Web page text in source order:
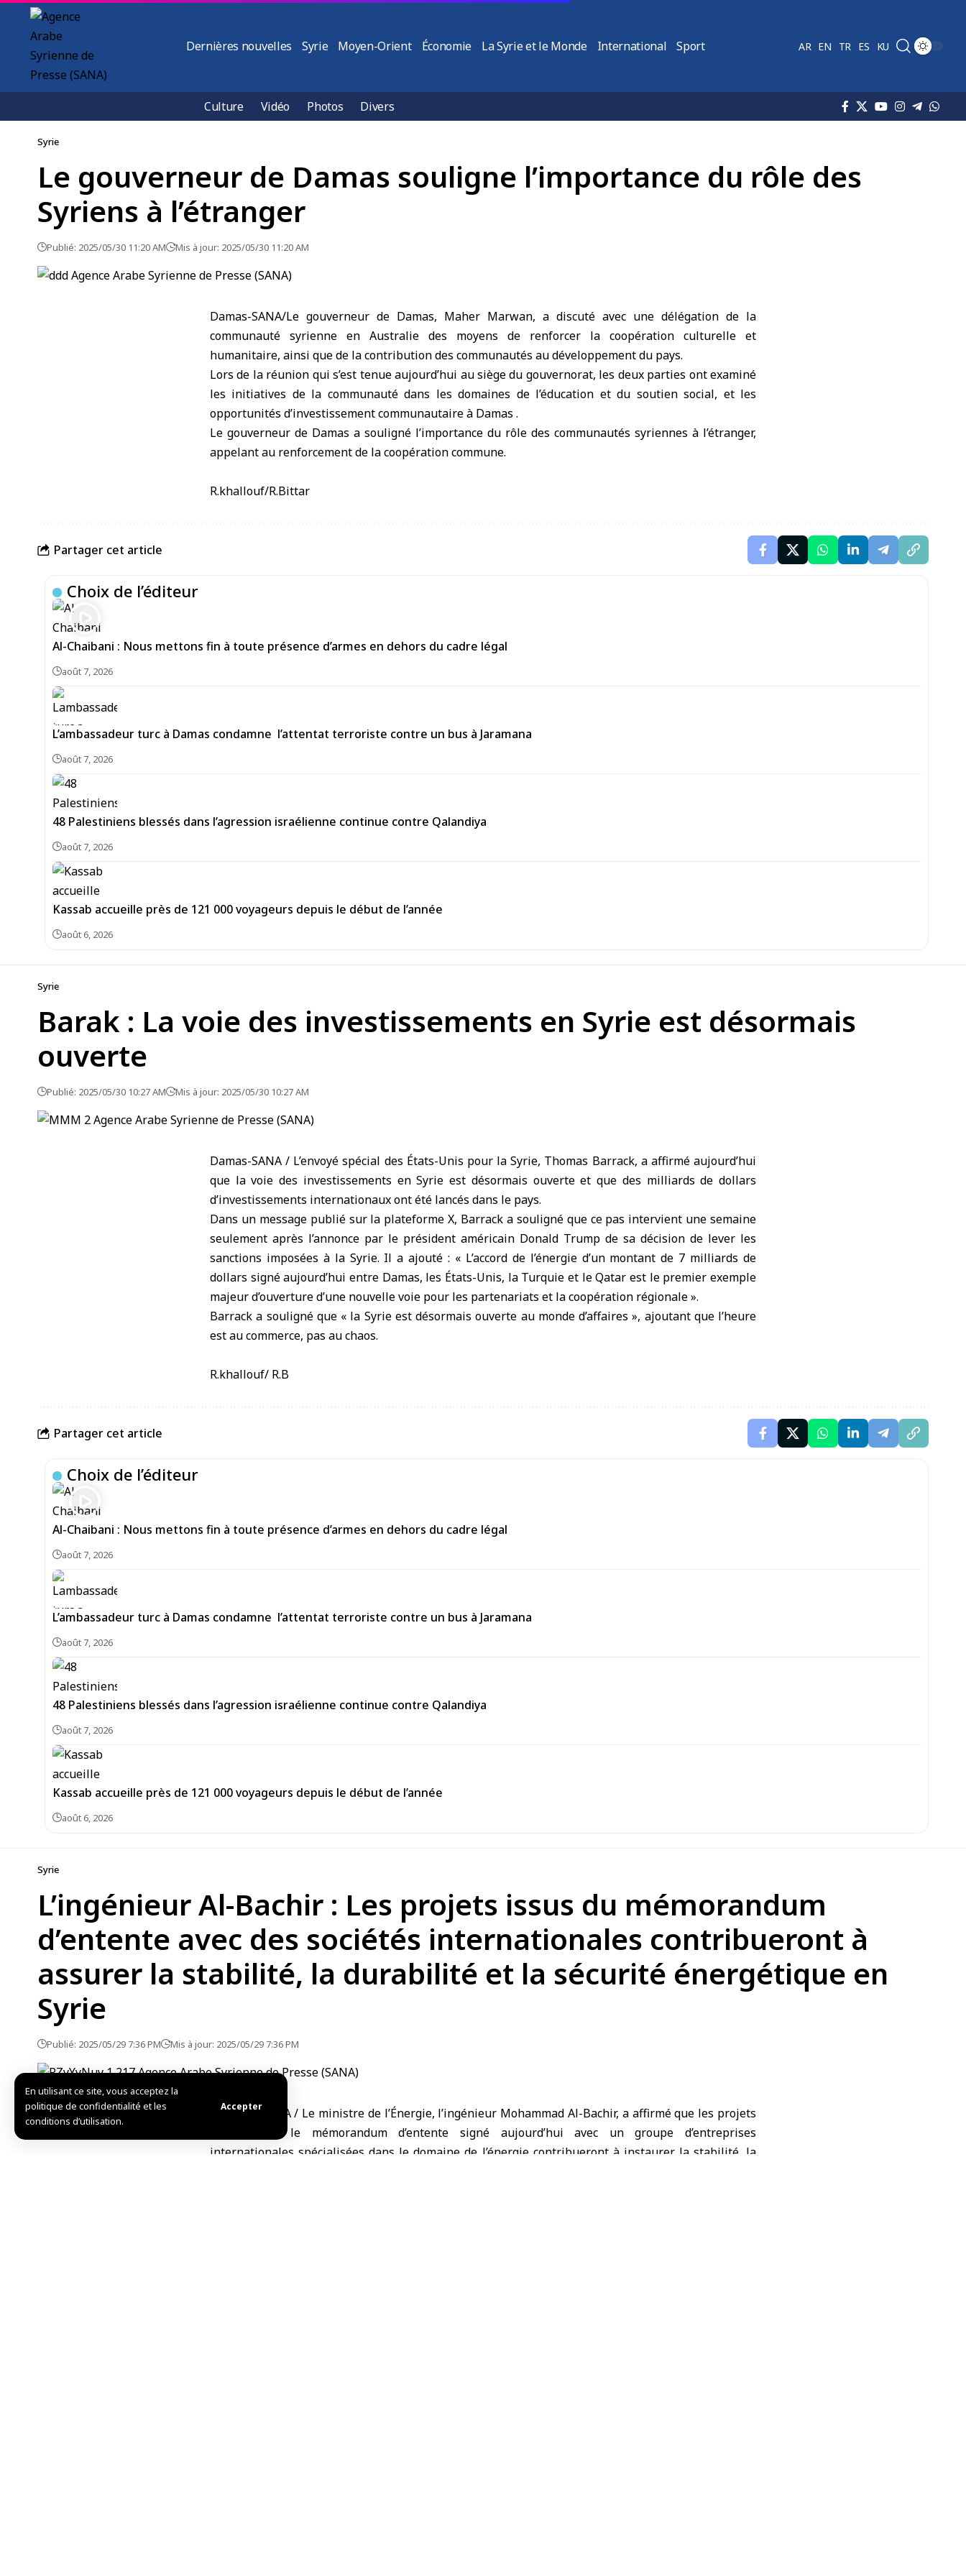
En utilisant ce site, vous acceptez la
politique de confidentialité et les
conditions d’utilisation.
Accepter
Dernières nouvelles Syrie Moyen-Orient Économie La Syrie et le Monde International Sport AR EN TR ES KU
Culture Vidéo Photos Divers
Syrie
Le gouverneur de Damas souligne l’importance du rôle des
Syriens à l’étranger
Publié: 2025/05/30 11:20 AM Mis à jour: 2025/05/30 11:20 AM
Damas-SANA/Le gouverneur de Damas, Maher Marwan, a discuté avec une délégation de la
communauté syrienne en Australie des moyens de renforcer la coopération culturelle et
humanitaire, ainsi que de la contribution des communautés au développement du pays.
Lors de la réunion qui s’est tenue aujourd’hui au siège du gouvernorat, les deux parties ont examiné
les initiatives de la communauté dans les domaines de l’éducation et du soutien social, et les
opportunités d’investissement communautaire à Damas .
Le gouverneur de Damas a souligné l’importance du rôle des communautés syriennes à l’étranger,
appelant au renforcement de la coopération commune.
R.khallouf/R.Bittar
Partager cet article
Choix de l’éditeur
Al-Chaibani : Nous mettons fin à toute présence d’armes en dehors du cadre légal
août 7, 2026
L’ambassadeur turc à Damas condamne l’attentat terroriste contre un bus à Jaramana
août 7, 2026
48 Palestiniens blessés dans l’agression israélienne continue contre Qalandiya
août 7, 2026
Kassab accueille près de 121 000 voyageurs depuis le début de l’année
août 6, 2026
Syrie
Barak : La voie des investissements en Syrie est désormais
ouverte
Publié: 2025/05/30 10:27 AM Mis à jour: 2025/05/30 10:27 AM
Damas-SANA / L’envoyé spécial des États-Unis pour la Syrie, Thomas Barrack, a affirmé aujourd’hui
que la voie des investissements en Syrie est désormais ouverte et que des milliards de dollars
d’investissements internationaux ont été lancés dans le pays.
Dans un message publié sur la plateforme X, Barrack a souligné que ce pas intervient une semaine
seulement après l’annonce par le président américain Donald Trump de sa décision de lever les
sanctions imposées à la Syrie. Il a ajouté : « L’accord de l’énergie d’un montant de 7 milliards de
dollars signé aujourd’hui entre Damas, les États-Unis, la Turquie et le Qatar est le premier exemple
majeur d’ouverture d’une nouvelle voie pour les partenariats et la coopération régionale ».
Barrack a souligné que « la Syrie est désormais ouverte au monde d’affaires », ajoutant que l’heure
est au commerce, pas au chaos.
R.khallouf/ R.B
Partager cet article
Choix de l’éditeur
Al-Chaibani : Nous mettons fin à toute présence d’armes en dehors du cadre légal
août 7, 2026
L’ambassadeur turc à Damas condamne l’attentat terroriste contre un bus à Jaramana
août 7, 2026
48 Palestiniens blessés dans l’agression israélienne continue contre Qalandiya
août 7, 2026
Kassab accueille près de 121 000 voyageurs depuis le début de l’année
août 6, 2026
Syrie
L’ingénieur Al-Bachir : Les projets issus du mémorandum
d’entente avec des sociétés internationales contribueront à
assurer la stabilité, la durabilité et la sécurité énergétique en
Syrie
Publié: 2025/05/29 7:36 PM Mis à jour: 2025/05/29 7:36 PM
Damas – SANA / Le ministre de l’Énergie, l’ingénieur Mohammad Al-Bachir, a affirmé que les projets
inclus dans le mémorandum d’entente signé aujourd’hui avec un groupe d’entreprises
internationales spécialisées dans le domaine de l’énergie contribueront à instaurer la stabilité, la